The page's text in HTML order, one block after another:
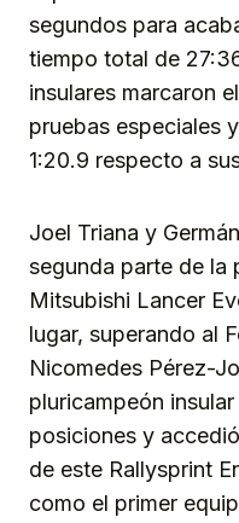
segundos para
tiempo total de
insulares marcaron
pruebas especiales
1:20.9 respecto a
Joel Triana y
segunda parte de la
Mitsubishi Lancer
lugar, superando al
Nicomedes Pérez-
pluricampeón
posiciones y
de este Rallysprint
como el primer